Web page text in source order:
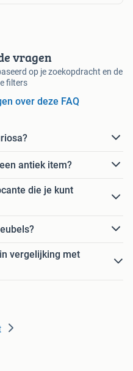
vragen
op je zoekopdracht en de
filters
over deze FAQ
antiek item?
die je kunt
vergelijking met